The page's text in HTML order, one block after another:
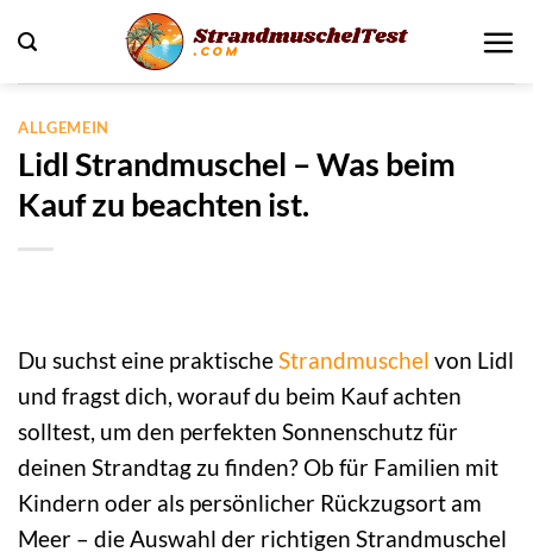
Inhalt
springen
ALLGEMEIN
Lidl Strandmuschel – Was beim
Kauf zu beachten ist.
Du suchst eine praktischeStrandmuschel von Lidl
und fragst dich, worauf du beim Kauf achten
solltest, um den perfekten Sonnenschutz für
deinen Strandtag zu finden? Ob für Familien mit
Kindern oder als persönlicher Rückzugsort am
Meer – die Auswahl der richtigen Strandmuschel